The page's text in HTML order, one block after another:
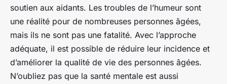
soutien aux aidants. Les troubles de l’humeur sont
une réalité pour de nombreuses personnes âgées,
mais ils ne sont pas une fatalité. Avec l’approche
adéquate, il est possible de réduire leur incidence et
d’améliorer la qualité de vie des personnes âgées.
N’oubliez pas que la santé mentale est aussi